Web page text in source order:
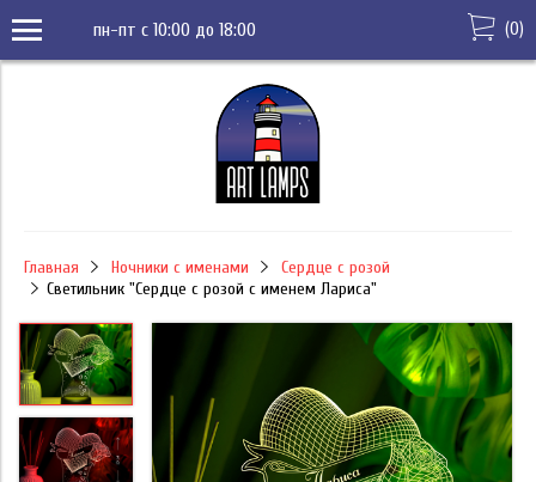
пн-пт с 10:00 до 18:00 (0)
Главная Ночники с именами
Сердце с розой
Светильник "Сердце с розой с именем Лариса"